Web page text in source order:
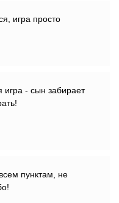
игра просто
игра - сын забирает
пунктам, не